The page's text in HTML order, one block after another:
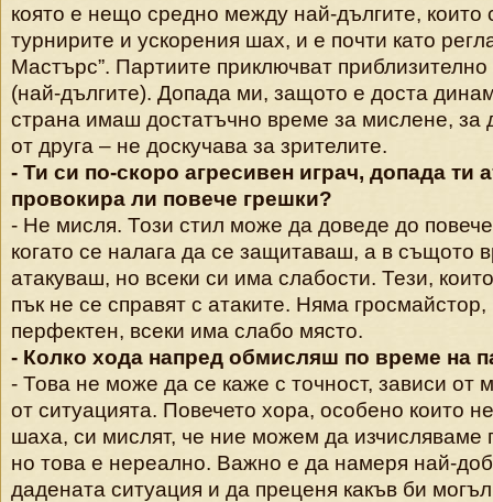
която е нещо средно между най-дългите, които
турнирите и ускорения шах, и е почти като
Мастърс”. Партиите приключват приблизително
(най-дългите). Допада ми, защото е доста
страна имаш достатъчно време за мислене, за
от друга – не доскучава за зрителите.
- Ти си по-скоро агресивен играч, допада ти
провокира ли повече грешки?
- Не мисля. Този стил може да доведе до
когато се налага да се защитаваш, а в същото
атакуваш, но всеки си има слабости. Тези,
пък не се справят с атаките. Няма гросмайстор,
перфектен, всеки има слабо място.
- Колко хода напред обмисляш по време на
- Това не може да се каже с точност, зависи от
от ситуацията. Повечето хора, особено които
шаха, си мислят, че ние можем да изчисляваме
но това е нереално. Важно е да намеря най-
дадената ситуация и да преценя какъв би